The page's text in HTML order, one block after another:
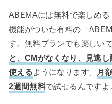
ABEMAには無料で楽しめ
機能がついた有料の「
す。無料プランでも楽しいで
と、CMがなくなり、見逃
使えるようになります。
月
2週間無料で試せるんですよ